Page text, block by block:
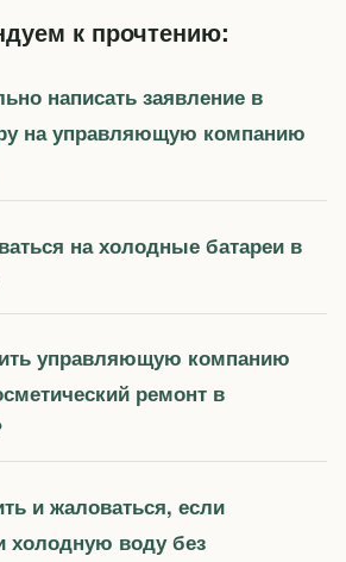
к прочтению:
написать заявление в
на управляющую компанию
на холодные батареи в
управляющую компанию
ремонт в
и жаловаться, если
холодную воду без